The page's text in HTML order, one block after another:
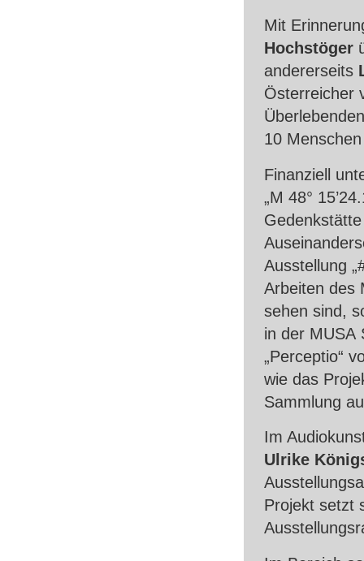
Mit
Hochstöger
andererseits
Österreicher
10
Finanziell
„M 48°
Ausstellung
Arbeiten des
sehen sind,
in der MUSA
„Perceptio“
wie das
Sammlung
Im
Ulrike
Projekt setzt